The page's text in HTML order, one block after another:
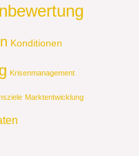
Konditionen
Krisenmanagement
Marktentwicklung